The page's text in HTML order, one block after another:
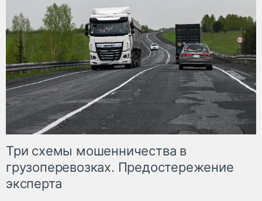
Три схемы мошенничества в
грузоперевозках. Предостережение
эксперта